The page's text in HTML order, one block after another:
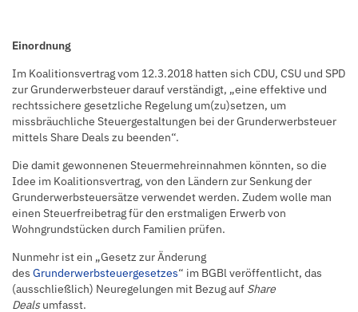
Einordnung
Im Koalitionsvertrag vom 12.3.2018 hatten sich CDU, CSU und SPD
zur Grunderwerbsteuer darauf verständigt, „eine effektive und
rechtssichere gesetzliche Regelung um(zu)setzen, um
missbräuchliche Steuergestaltungen bei der Grunderwerbsteuer
mittels Share Deals zu beenden“.
Die damit gewonnenen Steuermehreinnahmen könnten, so die
Idee im Koalitionsvertrag, von den Ländern zur Senkung der
Grunderwerbsteuersätze verwendet werden. Zudem wolle man
einen Steuerfreibetrag für den erstmaligen Erwerb von
Wohngrundstücken durch Familien prüfen.
Nunmehr ist ein „Gesetz zur Änderung
des Grunderwerbsteuergesetzes“ im BGBl veröffentlicht, das
(ausschließlich) Neuregelungen mit Bezug auf Share
Dealsumfasst.